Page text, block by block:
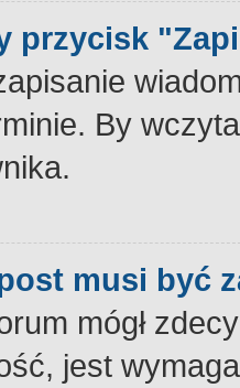
przycisk
By
musi być
mógł
jest